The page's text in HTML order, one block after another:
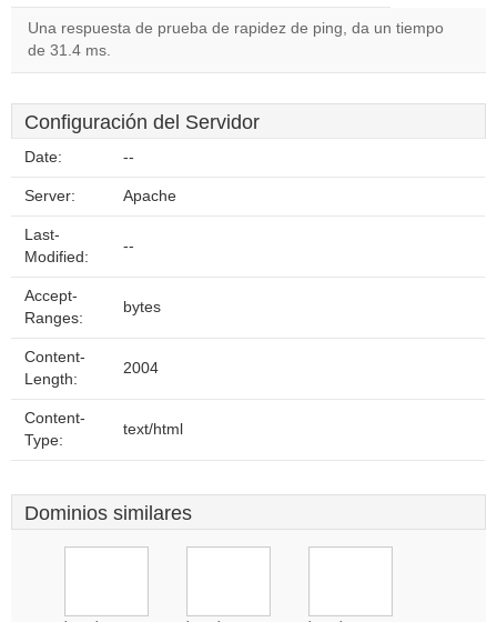
Una respuesta de prueba de rapidez de ping, da un tiempo
de 31.4 ms.
Configuración del Servidor
Date: --
Server: Apache
Last-
Modified:
--
Accept-
Ranges:
bytes
Content-
Length:
2004
Content-
Type:
text/html
Dominios similares